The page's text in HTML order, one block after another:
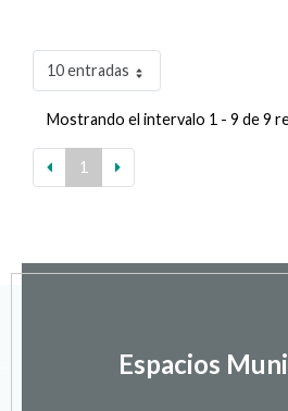
10 entradas
Mostrando el intervalo 1 - 9 de 9
1
Espacios